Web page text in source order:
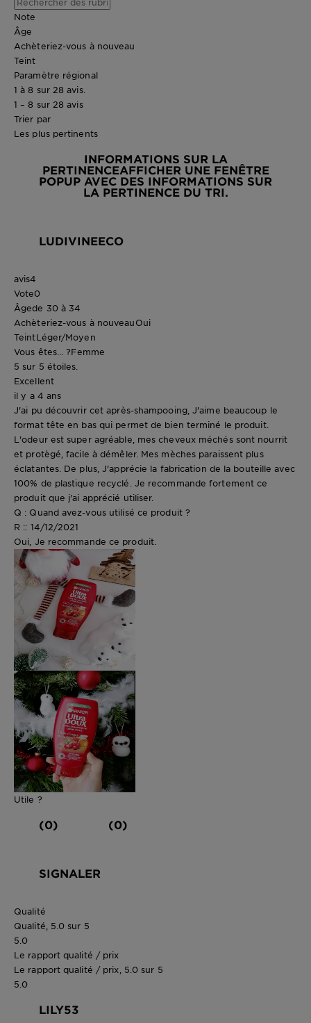
Note
Âge
Achèteriez-vous à nouveau
Teint
Paramètre régional
1 à 8 sur 28 avis.
1 – 8 sur 28 avis
Trier par
Les plus pertinents
INFORMATIONS SUR LA
PERTINENCEAFFICHER UNE FENÊTRE
POPUP AVEC DES INFORMATIONS SUR
LA PERTINENCE DU TRI.
LUDIVINEECO
avis4
Vote0
Âgede 30 à 34
Achèteriez-vous à nouveauOui
TeintLéger/Moyen
Vous êtes... ?Femme
5 sur 5 étoiles.
Excellent
il y a 4 ans
J'ai pu découvrir cet après-shampooing, J'aime beaucoup le
format tête en bas qui permet de bien terminé le produit.
L'odeur est super agréable, mes cheveux méchés sont nourrit
et protègé, facile à démêler. Mes mèches paraissent plus
éclatantes. De plus, J'apprécie la fabrication de la bouteille avec
100% de plastique recyclé. Je recommande fortement ce
produit que j'ai apprécié utiliser.
Q : Quand avez-vous utilisé ce produit ?
R :: 14/12/2021
Oui, Je recommande ce produit.
Utile ?
(0) (0)
SIGNALER
Qualité
Qualité, 5.0 sur 5
5.0
Le rapport qualité / prix
Le rapport qualité / prix, 5.0 sur 5
5.0
LILY53